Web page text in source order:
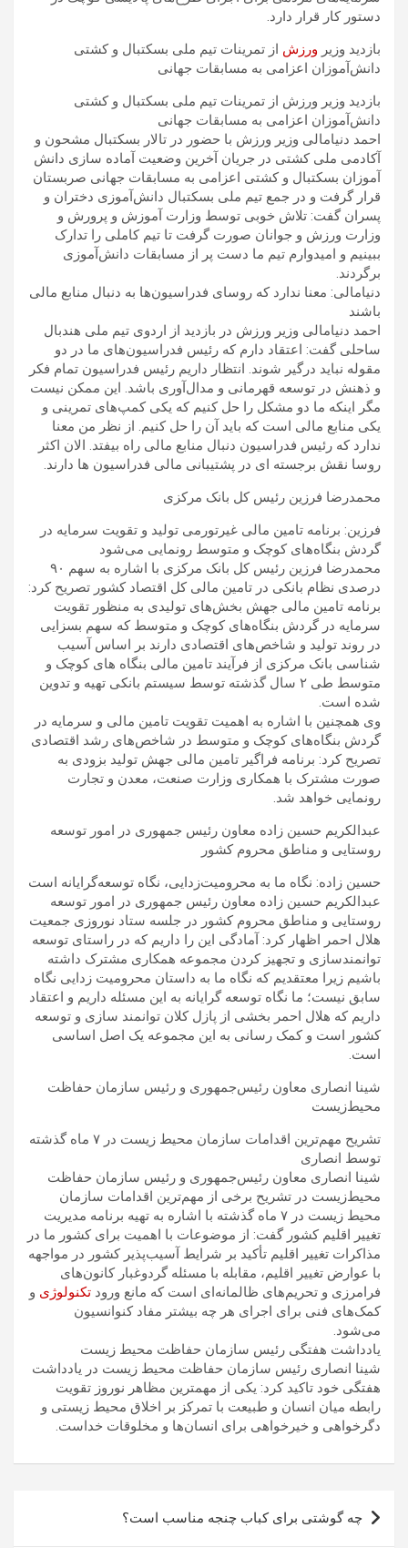
دستور کار قرار دارد.
بازدید وزیر ورزش از تمرینات تیم ملی بسکتبال و کشتی
دانش‌آموزان اعزامی به مسابقات جهانی
بازدید وزیر ورزش از تمرینات تیم ملی بسکتبال و کشتی
دانش‌آموزان اعزامی به مسابقات جهانی
احمد دنیامالی وزیر ورزش با حضور در تالار بسکتبال مشحون‌ و
آکادمی ملی کشتی در جریان آخرین وضعیت آماده سازی دانش
آموزان بسکتبال و کشتی اعزامی به مسابقات جهانی صربستان
قرار گرفت و در جمع تیم ملی بسکتبال دانش‌آموزی دختران و
پسران گفت: تلاش خوبی توسط وزارت آموزش و پرورش و
وزارت ورزش و جوانان صورت گرفت تا تیم کاملی را تدارک
ببینیم و امیدوارم تیم ما دست پر از مسابقات دانش‌آموزی
برگردند.
دنیامالی: معنا ندارد که روسای فدراسیون‌ها به دنبال منابع مالی
باشند
احمد دنیامالی وزیر ورزش در بازدید از اردوی تیم ملی هندبال
ساحلی گفت: اعتقاد دارم که رئیس فدراسیون‌های ما در دو
مقوله نباید درگیر شوند. انتظار داریم رئیس فدراسیون تمام فکر
و ذهنش در توسعه قهرمانی و مدال‌آوری باشد. این ممکن نیست
مگر اینکه ما دو مشکل را حل کنیم که یکی کمپ‌های تمرینی و
یکی منابع مالی است که باید آن را حل کنیم. از نظر من معنا
ندارد که رئیس فدراسیون دنبال منابع مالی راه بیفتد. الان اکثر
روسا نقش برجسته ای در پشتیبانی مالی فدراسیون ها دارند.
محمدرضا فرزین رئیس کل بانک مرکزی
فرزین: برنامه تامین مالی غیرتورمی تولید و تقویت سرمایه در
گردش بنگاه‌های کوچک و متوسط رونمایی می‌شود
محمدرضا فرزین رئیس کل بانک مرکزی با اشاره به سهم ۹۰
درصدی نظام بانکی در تامین مالی کل اقتصاد کشور تصریح کرد:
برنامه تامین مالی جهش بخش‌های تولیدی به منظور تقویت
سرمایه در گردش بنگاه‌های کوچک و متوسط که سهم بسزایی
در روند تولید و شاخص‌های اقتصادی دارند بر اساس آسیب
شناسی بانک مرکزی از فرآیند تامین مالی بنگاه های کوچک و
متوسط طی ۲ سال گذشته توسط سیستم بانکی تهیه و تدوین
شده است.
وی همچنین با اشاره به اهمیت تقویت تامین مالی و سرمایه در
گردش بنگاه‌های کوچک و متوسط در شاخص‌های رشد اقتصادی
تصریح کرد: برنامه فراگیر تامین مالی جهش تولید بزودی به
صورت مشترک با همکاری وزارت صنعت، معدن و تجارت
رونمایی خواهد شد.
عبدالکریم حسین زاده معاون رئیس جمهوری در امور توسعه
روستایی و مناطق محروم کشور
حسین زاده: نگاه ما به محرومیت‌زدایی، نگاه توسعه‌گرایانه است
عبدالکریم حسین زاده معاون رئیس جمهوری در امور توسعه
روستایی و مناطق محروم کشور در جلسه ستاد نوروزی جمعیت
هلال احمر اظهار کرد: آمادگی این را داریم که در راستای توسعه
توانمندسازی و تجهیز کردن مجموعه همکاری مشترک داشته
باشیم زیرا معتقدیم که نگاه ما به داستان محرومیت زدایی نگاه
سابق نیست؛ ما نگاه توسعه گرایانه به این مسئله داریم و اعتقاد
داریم که هلال احمر بخشی از پازل کلان توانمند سازی و توسعه
کشور است و کمک رسانی به این مجموعه یک اصل اساسی
است.
شینا انصاری معاون رئیس‌جمهوری و رئیس سازمان حفاظت
محیط‌زیست
تشریح مهم‌ترین اقدامات سازمان محیط زیست در ۷ ماه گذشته
توسط انصاری
شینا انصاری معاون رئیس‌جمهوری و رئیس سازمان حفاظت
محیط‌زیست در تشریح برخی از مهم‌ترین اقدامات سازمان
محیط زیست در ۷ ماه گذشته با اشاره به تهیه برنامه مدیریت
تغییر اقلیم کشور گفت: از موضوعات با اهمیت برای کشور ما در
مذاکرات تغییر اقلیم تأکید بر شرایط آسیب‌پذیر کشور در مواجهه
با عوارض تغییر اقلیم، مقابله با مسئله گردوغبار کانون‌های
فرامرزی و تحریم‌های ظالمانه‌ای است که مانع ورود تکنولوژی و
کمک‌های فنی برای اجرای هر چه بیشتر مفاد کنوانسیون
می‌شود.
یادداشت هفتگی رئیس سازمان حفاظت محیط زیست
شینا انصاری رئیس سازمان حفاظت محیط زیست در یادداشت
هفتگی خود تاکید کرد: یکی از مهمترین مظاهر نوروز تقویت
رابطه میان انسان و طبیعت با تمرکز بر اخلاق محیط زیستی و
دگرخواهی و خیرخواهی برای انسان‌ها و مخلوقات خداست.
راهبری
نوشته
چه گوشتی برای کباب چنجه مناسب است؟